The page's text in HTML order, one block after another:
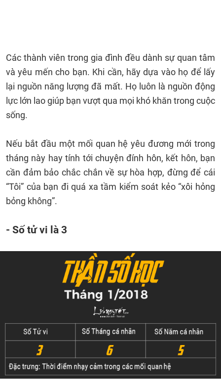
Các thành viên trong gia đình đều dành sự quan tâm
và yêu mến cho bạn. Khi cần, hãy dựa vào họ để lấy
lại nguồn năng lượng đã mất. Họ luôn là nguồn động
lực lớn lao giúp bạn vượt qua mọi khó khăn trong cuộc
sống.
Nếu bắt đầu một mối quan hệ yêu đương mới trong
tháng này hay tính tới chuyện đính hôn, kết hôn, bạn
cần đảm bảo chắc chắn về sự hòa hợp, đừng để cái
“Tôi” của bạn đi quá xa tầm kiểm soát kẻo “xôi hỏng
bỏng không”.
- Số tử vi là 3